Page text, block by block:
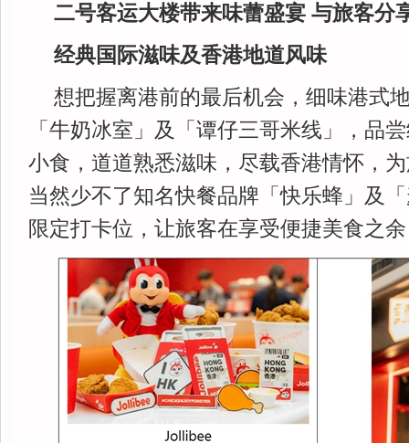
二号客运大楼带来味蕾盛宴 与旅客分
经典国际滋味及香港地道风味
想把握离港前的最后机会，细味港式
「牛奶冰室」及「谭仔三哥米线」，品
小食，道道熟悉滋味，尽载香港情怀，
当然少不了知名快餐品牌「快乐蜂」及
限定打卡位，让旅客在享受便捷美食之